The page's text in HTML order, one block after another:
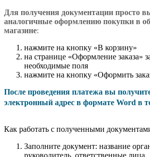
Для получения документации просто в
аналогичные оформлению покупки в
магазине:
нажмите на кнопку «В корзину»
на странице «Оформление заказа»
необходимые поля
нажмите на кнопку «Оформить
После проведения платежа вы
электронный адрес в формате Word в
Как работать с полученными
Заполните документ: название
руководитель, ответственные лица.